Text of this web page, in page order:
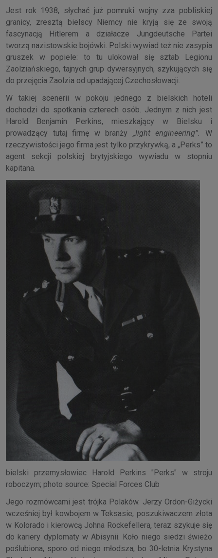
Jest rok 1938, słychać już pomruki wojny zza pobliskiej
granicy, zresztą bielscy Niemcy nie kryją się ze swoją
fascynacją Hitlerem a działacze Jungdeutsche Partei
tworzą nazistowskie bojówki. Polski wywiad też nie zasypia
gruszek w popiele: to tu ulokował się sztab Legionu
Zaolziańskiego, tajnych grup dywersyjnych, szykujących się
do przejęcia Zaolzia od upadającej Czechosłowacji.
W takiej scenerii w pokoju jednego z bielskich hoteli
dochodzi do spotkania czterech osób. Jednym z nich jest
Harold Benjamin Perkins, mieszkający w Bielsku i
prowadzący tutaj firmę w branży „light engineering”.W
rzeczywistości jego firma jest tylko przykrywką, a „Perks” to
agent sekcji polskiej brytyjskiego wywiadu w stopniu
kapitana.
bielski przemysłowiec Harold Perkins "Perks" w stroju
roboczym; photo source: Special Forces Club
Jego rozmówcami jest trójka Polaków. Jerzy Ordon-Giżycki
wcześniej był kowbojem w Teksasie, poszukiwaczem złota
w Kolorado i kierowcą Johna Rockefellera, teraz szykuje się
do kariery dyplomaty w Abisynii. Koło niego siedzi świeżo
poślubiona, sporo od niego młodsza, bo 30-letnia Krystyna